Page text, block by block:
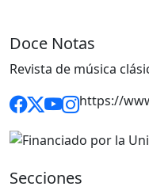
Doce Notas
Revista de música
https://
Secciones